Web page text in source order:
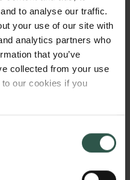
to analyse our traffic.
your use of our site with
analytics partners who
that you’ve
collected from your use
our cookies if you
til at bearbejde og
lede til nye
sygdom som demens
over tid. Måske kan
sker, når vi lytter til
endda hjælpe
i fremtiden.
den individuelle